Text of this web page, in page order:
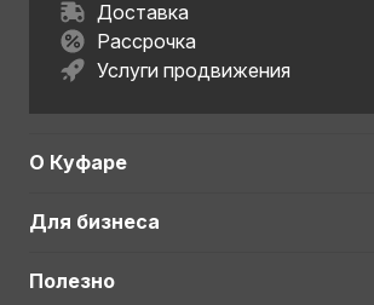
Доставка
Рассрочка
Услуги продвижения
О Куфаре
Для бизнеса
Полезно